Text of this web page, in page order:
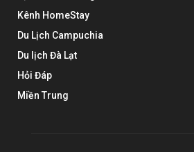
Kênh HomeStay
Du Lịch Campuchia
Du lịch Đà Lạt
Hỏi Đáp
Miền Trung